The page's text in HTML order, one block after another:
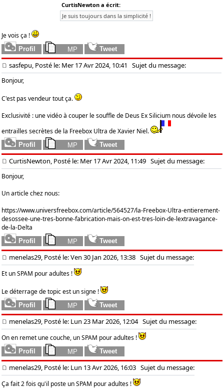
CurtisNewton a écrit:
Je suis toujours dans la simplicité !
Je vois ça !
sasfepu, Posté le: Mer 17 Avr 2024, 10:41 Sujet du message:
Bonjour,
C'est pas vendeur tout ça.
Exclusivité : une vidéo à couper le souffle de Deus Ex Silicium nous dévoile les
entrailles secrètes de la Freebox Ultra de Xavier Niel.
CurtisNewton, Posté le: Mer 17 Avr 2024, 11:49 Sujet du message:
Bonjour,
Un article chez nous:
https://www.universfreebox.com/article/564527/la-Freebox-Ultra-entierement-
desossee-une-tres-bonne-fabrication-mais-on-est-tres-loin-de-lextravagance-
de-la-Delta
menelas29, Posté le: Ven 30 Jan 2026, 13:38 Sujet du message:
Et un SPAM pour adultes !
Le déterrage de topic est un signe !
menelas29, Posté le: Lun 23 Mar 2026, 12:04Sujet du message:
On en remet une couche, un SPAM pour adultes !
menelas29, Posté le: Lun 13 Avr 2026, 16:03 Sujet du message:
Ça fait 2 fois qu'il poste un SPAM pour adultes !